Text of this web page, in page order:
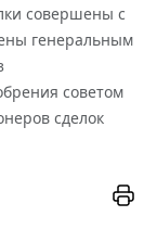
совершены с
генеральным
советом
сделок